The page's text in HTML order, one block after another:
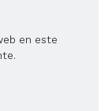
en este